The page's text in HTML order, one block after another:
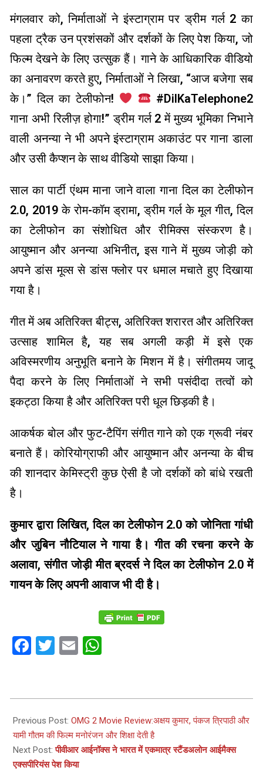
मंगलवार को, निर्माताओं ने इंस्टाग्राम पर ड्रीम गर्ल 2 का
पहला ट्रैक उन प्रशंसकों और दर्शकों के लिए पेश किया, जो
फिल्म देखने के लिए उत्सुक हैं। गाने के आधिकारिक वीडियो
का अनावरण करते हुए, निर्माताओं ने लिखा, “आज बजेगा सब
के।” दिल का टेलीफोन!
#DilKaTelephone2
गाना अभी रिलीज़ होगा!” ड्रीम गर्ल 2 में मुख्य भूमिका निभाने
वाली अनन्या ने भी अपने इंस्टाग्राम अकाउंट पर गाना डाला
और उसी कैप्शन के साथ वीडियो साझा किया।
साल का पार्टी एंथम माना जाने वाला गाना दिल का टेलीफोन
2.0, 2019 के रोम-कॉम ड्रामा, ड्रीम गर्ल के मूल गीत, दिल
का टेलीफोन का संशोधित और रीमिक्स संस्करण है।
आयुष्मान और अनन्या अभिनीत, इस गाने में मुख्य जोड़ी को
अपने डांस मूव्स से डांस फ्लोर पर धमाल मचाते हुए दिखाया
गया है।
गीत में अब अतिरिक्त बीट्स, अतिरिक्त शरारत और अतिरिक्त
उत्साह शामिल है, यह सब अगली कड़ी में इसे एक
अविस्मरणीय अनुभूति बनाने के मिशन में है। संगीतमय जादू
पैदा करने के लिए निर्माताओं ने सभी पसंदीदा तत्वों को
इकट्ठा किया है और अतिरिक्त परी धूल छिड़की है।
आकर्षक बोल और फुट-टैपिंग संगीत गाने को एक ग्रूवी नंबर
बनाते हैं। कोरियोग्राफी और आयुष्मान और अनन्या के बीच
की शानदार केमिस्ट्री कुछ ऐसी है जो दर्शकों को बांधे रखती
है।
कुमार द्वारा लिखित, दिल का टेलीफोन 2.0 को जोनिता गांधी
और जुबिन नौटियाल ने गाया है। गीत की रचना करने के
अलावा, संगीत जोड़ी मीत ब्रदर्स ने दिल का टेलीफोन 2.0 में
गायन के लिए अपनी आवाज भी दी है।
Facebook
Twitter
Email
08-
10
Previous Post: OMG 2 Movie Review:अक्षय कुमार, पंकज त्रिपाठी और
यामी गौतम की फिल्म मनोरंजन और शिक्षा देती है
Next Post:पीवीआर आईनॉक्स ने भारत में एकमात्र स्टैंडअलोन आईमैक्स
एक्सपीरियंस पेश किया